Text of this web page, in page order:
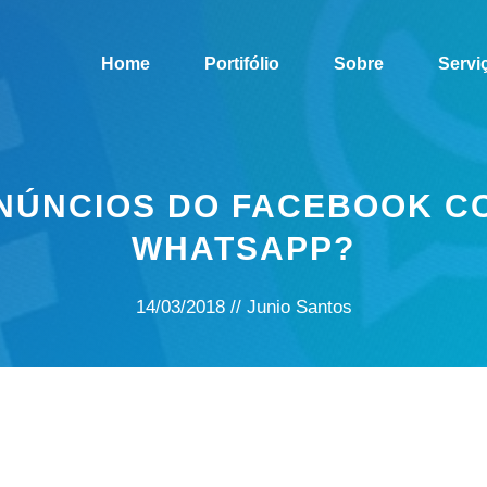
Home Portifólio Sobre
DO FACEBOOK
WHATSAPP?
14/03/2018// Junio Santos